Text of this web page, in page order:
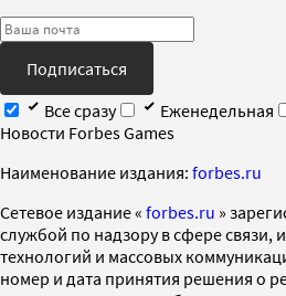
Подписаться
Все сразу
Еженедельная
Новости Forbes Games
Наименование издания: forbes.ru
Cетевое издание « forbes.ru »
службой по надзору в сфере
технологий и массовых
номер и дата принятия решения о